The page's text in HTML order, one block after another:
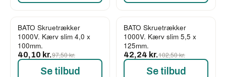
-59%
BATO Skruetrækker
1000V. Kærv slim 4,0 x
100mm.
40,10 kr.97,50 kr.
Se tilbud
-59%
BATO Skruetrækker
1000V. Kærv slim 5,5 x
125mm.
42,24 kr.102,50 kr.
Se tilbud